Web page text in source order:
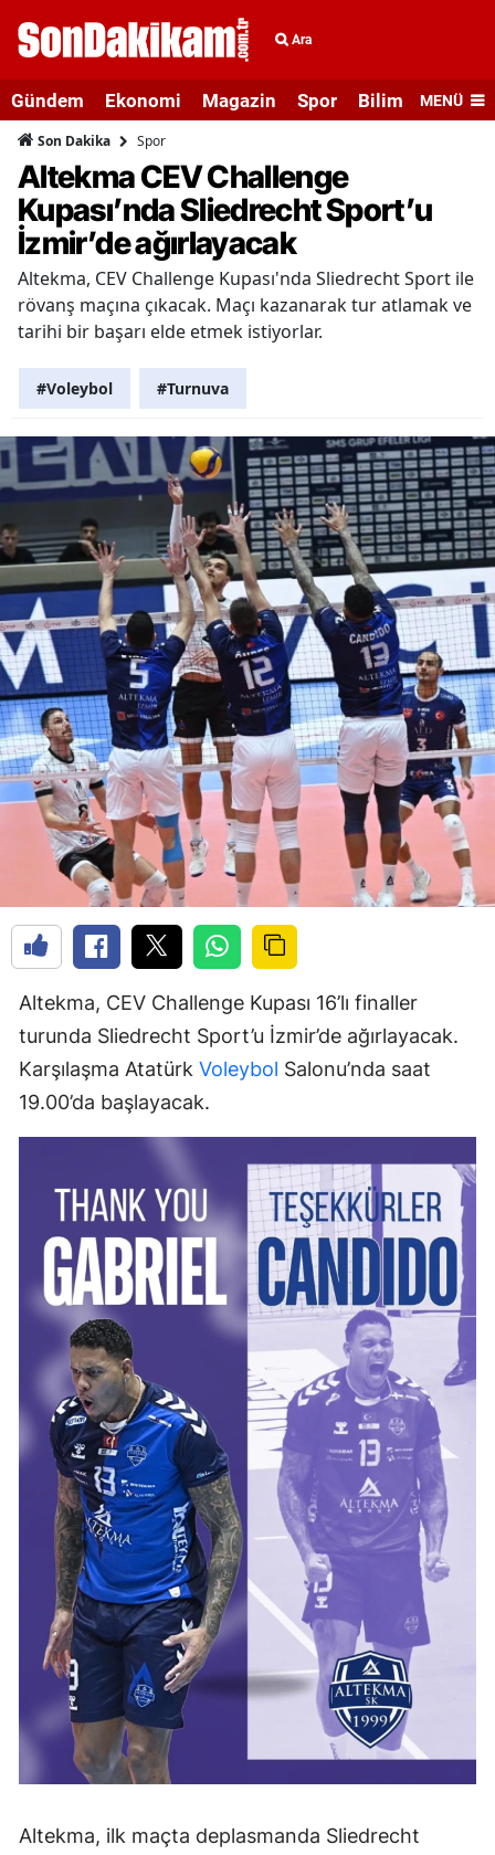
Ara
Gündem Ekonomi Magazin Spor Bilim veMENÜ
Son Dakika Spor
Altekma CEV Challenge
Kupası’nda Sliedrecht Sport’u
İzmir’de ağırlayacak
Altekma, CEV Challenge Kupası'nda Sliedrecht Sport ile
rövanş maçına çıkacak. Maçı kazanarak tur atlamak ve
tarihi bir başarı elde etmek istiyorlar.
#Voleybol #Turnuva
Altekma, CEV Challenge Kupası 16’lı finaller
turunda Sliedrecht Sport’u İzmir’de ağırlayacak.
Karşılaşma Atatürk Voleybol Salonu’nda saat
19.00’da başlayacak.
Altekma, ilk maçta deplasmanda Sliedrecht